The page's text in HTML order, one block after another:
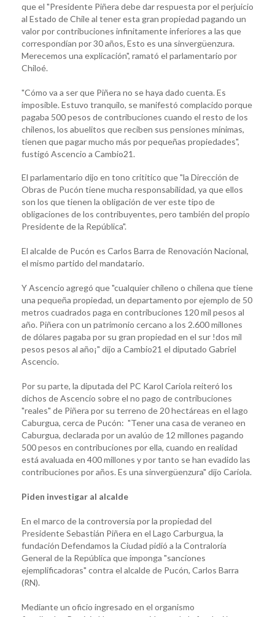
que el "Presidente Piñera debe dar respuesta por el perjuicio
al Estado de Chile al tener esta gran propiedad pagando un
valor por contribuciones infinitamente inferiores a las que
correspondían por 30 años, Esto es una sinvergüenzura.
Merecemos una explicación", ramató el parlamentario por
Chiloé.
"Cómo va a ser que Piñera no se haya dado cuenta. Es
imposible. Estuvo tranquilo, se manifestó complacido porque
pagaba 500 pesos de contribuciones cuando el resto de los
chilenos, los abuelitos que reciben sus pensiones mínimas,
tienen que pagar mucho más por pequeñas propiedades",
fustigó Ascencio a Cambio21.
El parlamentario dijo en tono crititico que "la Dirección de
Obras de Pucón tiene mucha responsabilidad, ya que ellos
son los que tienen la obligación de ver este tipo de
obligaciones de los contribuyentes, pero también del propio
Presidente de la República".
El alcalde de Pucón es Carlos Barra de Renovación Nacional,
el mismo partido del mandatario.
Y Ascencio agregó que "cualquier chileno o chilena que tiene
una pequeña propiedad, un departamento por ejemplo de 50
metros cuadrados paga en contribuciones 120 mil pesos al
año. Piñera con un patrimonio cercano a los 2.600 millones
de dólares pagaba por su gran propiedad en el sur !dos mil
pesos pesos al año¡" dijo a Cambio21 el diputado Gabriel
Ascencio.
Por su parte, la diputada del PC Karol Cariola reiteró los
dichos de Ascencio sobre el no pago de contribuciones
"reales" de Piñera por su terreno de 20 hectáreas en el lago
Caburgua, cerca de Pucón: "Tener una casa de veraneo en
Caburgua, declarada por un avalúo de 12 millones pagando
500 pesos en contribuciones por ella, cuando en realidad
está avaluada en 400 millones y por tanto se han evadido las
contribuciones por años. Es una sinvergüenzura" dijo Cariola.
Piden investigar al alcalde
En el marco de la controversia por la propiedad del
Presidente Sebastián Piñera en el Lago Carburgua, la
fundación Defendamos la Ciudad pidió a la Contraloría
General de la República que imponga "sanciones
ejemplificadoras" contra el alcalde de Pucón, Carlos Barra
(RN).
Mediante un oficio ingresado en el organismo